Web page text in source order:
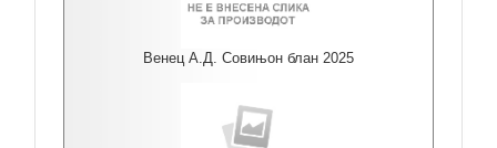
Венец А.Д. Совињон блан 2025